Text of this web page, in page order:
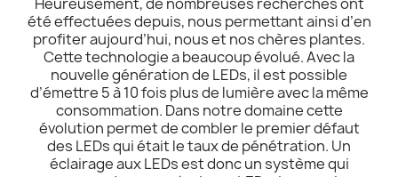
été effectuées depuis, nous permettant ainsi d’en
profiter aujourd’hui, nous et nos chères plantes.
Cette technologie a beaucoup évolué. Avec la
nouvelle génération de LEDs, il est possible
d’émettre 5 à 10 fois plus de lumière avec la même
consommation. Dans notre domaine cette
évolution permet de combler le premier défaut
des LEDs qui était le taux de pénétration. Un
éclairage aux LEDs est donc un système qui